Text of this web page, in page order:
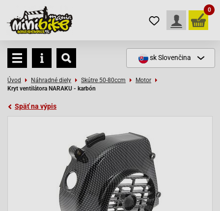
0
skSlovenčina
Úvod Náhradné diely Skútre 50-80ccm
Motor
Kryt ventilátora NARAKU - karbón
Späť na výpis